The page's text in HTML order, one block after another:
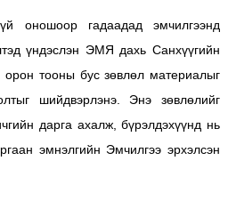
оношоор гадаадад эмчилгээнд
үндэслэн ЭМЯ дахь Санхүүгийн
орон тооны бус зөвлөл материалыг
шийдвэрлэнэ. Энэ зөвлөлийг
дарга ахалж, бүрэлдэхүүнд нь
эмнэлгийн Эмчилгээ эрхэлсэн